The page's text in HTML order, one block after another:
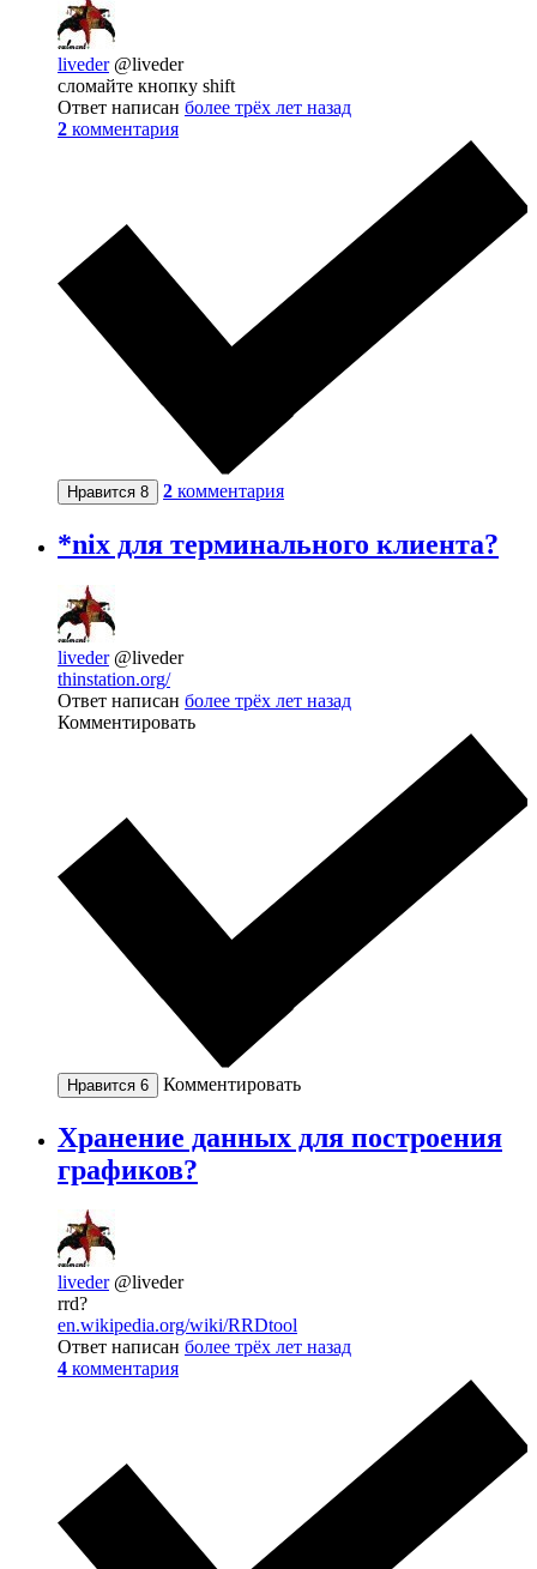
liveder @liveder
сломайте кнопку shift
Ответ написан более трёх лет назад
2 комментария
Нравится 8 2 комментария
*nix для терминального клиента?
liveder @liveder
thinstation.org/
Ответ написан более трёх лет назад
Комментировать
Нравится 6 Комментировать
Хранение данных для построения
графиков?
liveder @liveder
rrd?
en.wikipedia.org/wiki/RRDtool
Ответ написан более трёх лет назад
4 комментария